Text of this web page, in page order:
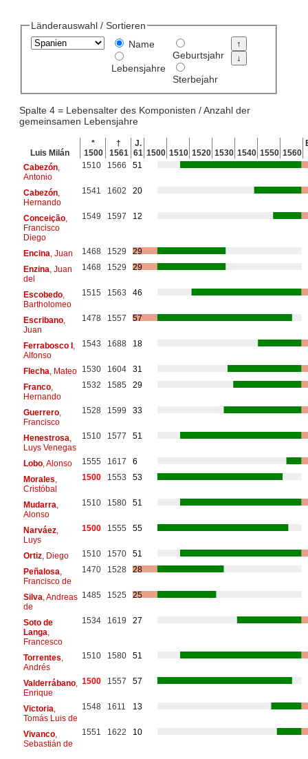
Länderauswahl / Sortieren
Name
Lebensjahre
Geburtsjahr
Sterbejahr
Spalte 4 = Lebensalter des Komponisten / Anzahl der
gemeinsamen Lebensjahre
Luis Milán
*
1500
†
1561
J.
61 1500 1510 1520 1530 1540 1550 1560
Cabezón,
Antonio
1510 1566 51
Cabezón,
Hernando
1541 1602 20
Conceição,
Francisco
Diego
1549 1597 12
Encina , Juan 1468 1529
29
Enzina , Juan
del
1468 1529 29
Escobedo,
Bartholomeo
1515 1563 46
Escribano,
Juan
1478 1557 57
Ferrabosco I,
Alfonso
1543 1688 18
Flecha , Mateo 1530 1604
31
Franco,
Hernando
1532 1585 29
Guerrero,
Francisco
1528 1599 33
Henestrosa
Luys Venegas
1510 1577 51
Lobo, Alonso 1555 1617
6
Morales
Cristóbal
1500 1553 53
Mudarra
Alonso
1510 1580 51
Narváez,
Luys
1500 1555 55
Ortiz, Diego 1510 1570
51
Peñalosa
Francisco de
1470 1528 28
Silva , Andreas
de
1485 1525 25
Soto de
Langa
Francesco
1534 1619 27
Torrentes
Andrés
1510 1580 51
Valderrábano,
Enrique
1500 1557 57
Victoria
Tomás Luis de
1548 1611 13
Vivanco,
Sebastián de
1551 1622 10